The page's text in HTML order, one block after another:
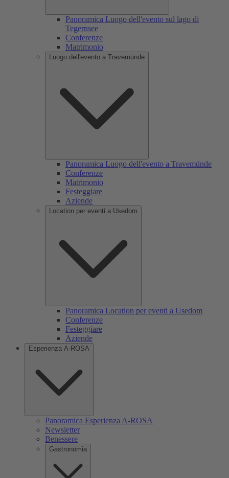
Panoramica Luogo dell'evento sul lago di
Tegernsee
Conferenze
Matrimonio
Luogo dell'evento a Travemünde
Panoramica Luogo dell'evento a Travemünde
Conferenze
Matrimonio
Festeggiare
Aziende
Location per eventi a Usedom
Panoramica Location per eventi a Usedom
Conferenze
Festeggiare
Aziende
Esperienza A-ROSA
Panoramica Esperienza A-ROSA
Newsletter
Benessere
Gastronomia